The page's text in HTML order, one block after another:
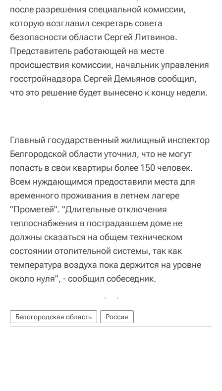
после разрешения специальной комиссии,
которую возглавил секретарь совета
безопасности области Сергей Литвинов.
Представитель работающей на месте
происшествия комиссии, начальник управления
госстройнадзора Сергей Демьянов сообщил,
что это решение будет вынесено к концу недели.
Главный государственный жилищный инспектор
Белгородской области уточнил, что не могут
попасть в свои квартиры более 150 человек.
Всем нуждающимся предоставили места для
временного проживания в летнем лагере
"Прометей". "Длительные отключения
теплоснабжения в пострадавшем доме не
должны сказаться на общем техническом
состоянии отопительной системы, так как
температура воздуха пока держится на уровне
около нуля", - сообщил собеседник.
Белогородская область Россия